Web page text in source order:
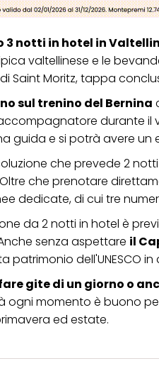
3 notti in hotel in
valtellinese e le
Saint Moritz, tappa
sul trenino del Bernina
durante
guida e si potrà avere
che prevede 2
che prenotare
dedicate, di cui tre
da 2 notti in hotel è
senza aspettare il
patrimonio dell'UNESCO
gite di un giorno o
ogni momento è buono
ed estate.
Puoi trovare maggiori
qualsiasi momento con effetto
collegata nel piè di pagina. Per
periodo di conservazione,
"modifica" di seguito".
Se fai clic su "Modifica" potrai
per uno o più degli scopi sopra
tuoi dati personali per tutte le
necessari per fornirti questo sito